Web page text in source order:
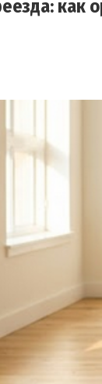
как